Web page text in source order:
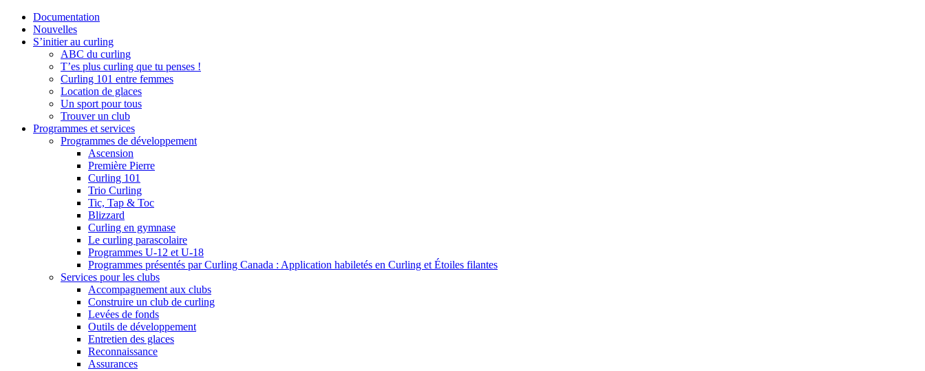
Documentation
Nouvelles
S’initier au curling
ABC du curling
T’es plus curling que tu penses !
Curling 101 entre femmes
Location de glaces
Un sport pour tous
Trouver un club
Programmes et services
Programmes de développement
Ascension
Première Pierre
Curling 101
Trio Curling
Tic, Tap & Toc
Blizzard
Curling en gymnase
Le curling parascolaire
Programmes U-12 et U-18
Programmes présentés par Curling Canada : Application habiletés en Curling et Étoiles filantes
Services pour les clubs
Accompagnement aux clubs
Construire un club de curling
Levées de fonds
Outils de développement
Entretien des glaces
Reconnaissance
Assurances